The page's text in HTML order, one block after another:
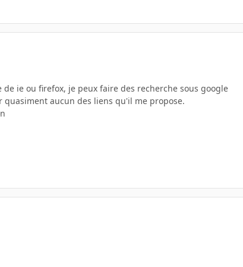
ie ou firefox, je peux faire des recherche sous google
quasiment aucun des liens qu'il me propose.